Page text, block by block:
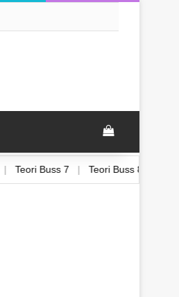
View your
| Teori Buss 7 | Teori Buss 8